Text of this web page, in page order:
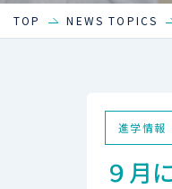
TOP NEWS TOPICS
進学情報
９月